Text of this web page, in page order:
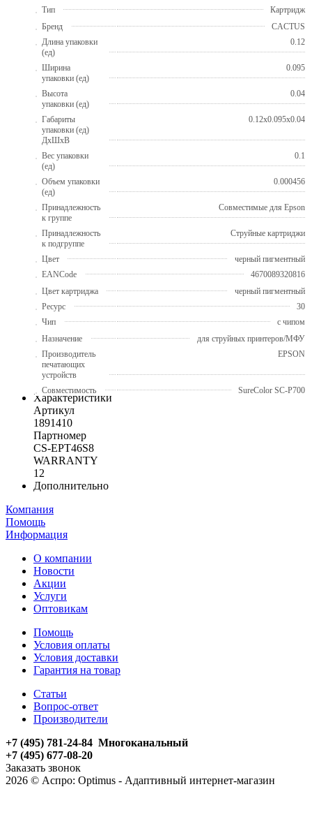
Тип
Картридж
Бренд
CACTUS
Длина упаковки
(ед)
0.12
Ширина
упаковки (ед)
0.095
Высота
упаковки (ед)
0.04
Габариты
упаковки (ед)
ДхШхВ
0.12x0.095x0.04
Вес упаковки
(ед)
0.1
Объем упаковки
(ед)
0.000456
Принадлежность
к группе
Совместимые для Epson
Принадлежность
к подгруппе
Струйные картриджи
Цвет
черный пигментный
EANCode
4670089320816
Цвет картриджа
черный пигментный
Ресурс
30
Чип
с чипом
Назначение
для струйных принтеров/МФУ
Производитель
печатающих
устройств
EPSON
Совместимость SureColor SC-P700
Характеристики
Артикул
1891410
Партномер
CS-EPT46S8
WARRANTY
12
Дополнительно
Компания
Помощь
Информация
О компании
Новости
Акции
Услуги
Оптовикам
Помощь
Условия оплаты
Условия доставки
Гарантия на товар
Статьи
Вопрос-ответ
Производители
+7 (495) 781-24-84 Многоканальный
+7 (495) 677-08-20
Заказать звонок
2026 © Аспро: Optimus - Адаптивный интернет-магазин